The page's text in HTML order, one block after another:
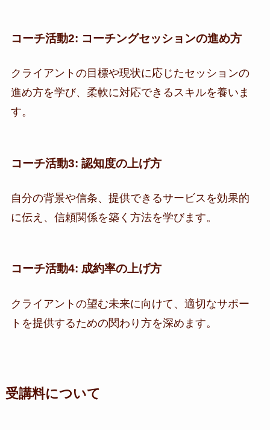
コーチ活動2: コーチングセッションの進め方
クライアントの目標や現状に応じたセッションの
進め方を学び、柔軟に対応できるスキルを養いま
す。
コーチ活動3: 認知度の上げ方
自分の背景や信条、提供できるサービスを効果的
に伝え、信頼関係を築く方法を学びます。
コーチ活動4: 成約率の上げ方
クライアントの望む未来に向けて、適切なサポー
トを提供するための関わり方を深めます。
受講料について